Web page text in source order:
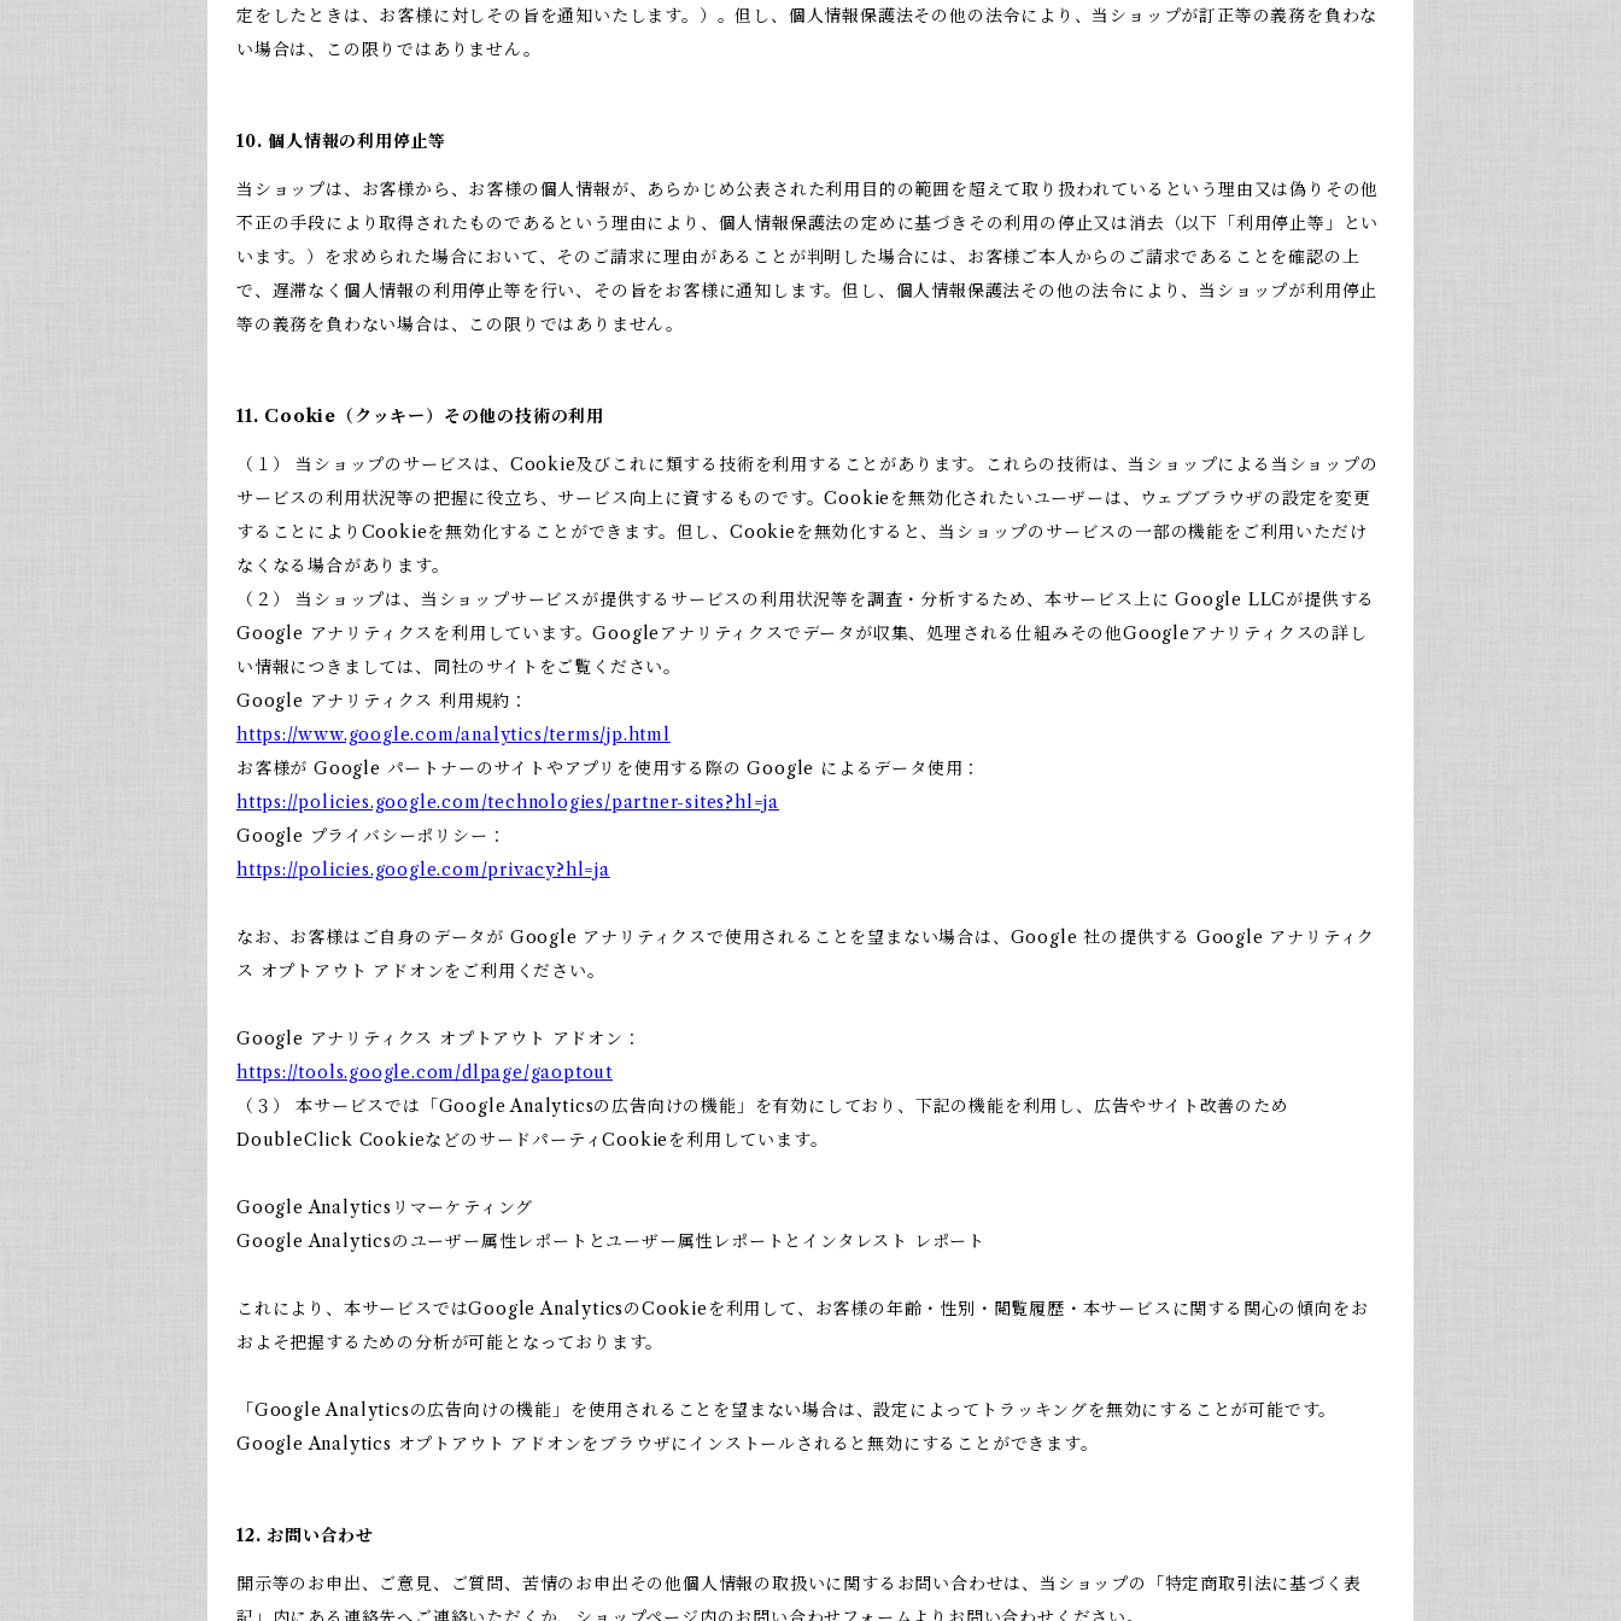
定をしたときは、お客様に対しその旨を通知いたします。）。但し、個人情報保護法その他の法令により、当ショップが訂正等の義務を負わな
い場合は、この限りではありません。
10. 個人情報の利用停止等
当ショップは、お客様から、お客様の個人情報が、あらかじめ公表された利用目的の範囲を超えて取り扱われているという理由又は偽りその他
不正の手段により取得されたものであるという理由により、個人情報保護法の定めに基づきその利用の停止又は消去（以下「利用停止等」とい
います。）を求められた場合において、そのご請求に理由があることが判明した場合には、お客様ご本人からのご請求であることを確認の上
で、遅滞なく個人情報の利用停止等を行い、その旨をお客様に通知します。但し、個人情報保護法その他の法令により、当ショップが利用停止
等の義務を負わない場合は、この限りではありません。
11. Cookie（クッキー）その他の技術の利用
（１） 当ショップのサービスは、Cookie及びこれに類する技術を利用することがあります。これらの技術は、当ショップによる当ショップの
サービスの利用状況等の把握に役立ち、サービス向上に資するものです。Cookieを無効化されたいユーザーは、ウェブブラウザの設定を変更
することによりCookieを無効化することができます。但し、Cookieを無効化すると、当ショップのサービスの一部の機能をご利用いただけ
なくなる場合があります。
（２） 当ショップは、当ショップサービスが提供するサービスの利用状況等を調査・分析するため、本サービス上に Google LLCが提供する
Google アナリティクスを利用しています。Googleアナリティクスでデータが収集、処理される仕組みその他Googleアナリティクスの詳し
い情報につきましては、同社のサイトをご覧ください。
Google アナリティクス 利用規約：
https://www.google.com/analytics/terms/jp.html
お客様が Google パートナーのサイトやアプリを使用する際の Google によるデータ使用：
https://policies.google.com/technologies/partner-sites?hl=ja
Google プライバシーポリシー：
https://policies.google.com/privacy?hl=ja
なお、お客様はご自身のデータが Google アナリティクスで使用されることを望まない場合は、Google 社の提供する Google アナリティク
ス オプトアウト アドオンをご利用ください。
Google アナリティクス オプトアウト アドオン：
https://tools.google.com/dlpage/gaoptout
（３） 本サービスでは「Google Analyticsの広告向けの機能」を有効にしており、下記の機能を利用し、広告やサイト改善のため
DoubleClick CookieなどのサードパーティCookieを利用しています。
Google Analyticsリマーケティング
Google Analyticsのユーザー属性レポートとユーザー属性レポートとインタレスト レポート
これにより、本サービスではGoogle AnalyticsのCookieを利用して、お客様の年齢・性別・閲覧履歴・本サービスに関する関心の傾向をお
およそ把握するための分析が可能となっております。
「Google Analyticsの広告向けの機能」を使用されることを望まない場合は、設定によってトラッキングを無効にすることが可能です。
Google Analytics オプトアウト アドオンをブラウザにインストールされると無効にすることができます。
12. お問い合わせ
開示等のお申出、ご意見、ご質問、苦情のお申出その他個人情報の取扱いに関するお問い合わせは、当ショップの「特定商取引法に基づく表